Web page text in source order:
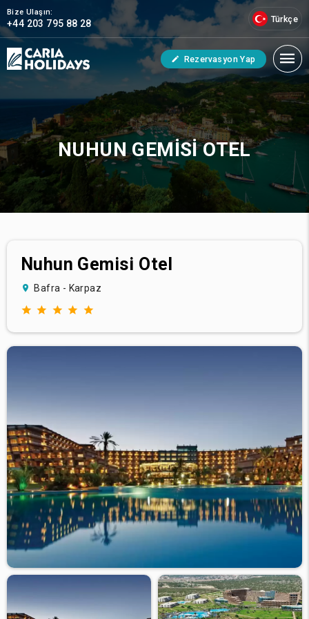
Bize Ulaşın:
+44 203 795 88 28 Türkçe
Rezervasyon Yap
NUHUN GEMISI OTEL
Nuhun Gemisi Otel
Bafra - Karpaz